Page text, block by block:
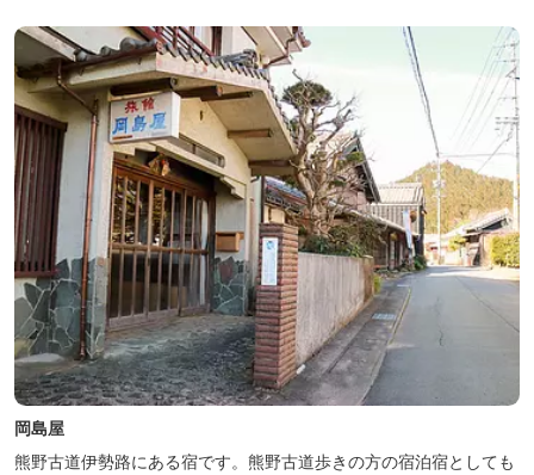
岡島屋
熊野古道伊勢路にある宿です。熊野古道歩きの方の宿泊宿としても